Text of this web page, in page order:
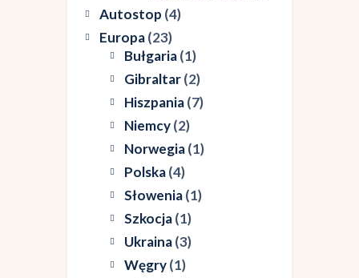
Autostop (4)
Europa(23)
Bułgaria(1)
Gibraltar(2)
Hiszpania(7)
Niemcy(2)
Norwegia(1)
Polska(4)
Słowenia(1)
Szkocja(1)
Ukraina(3)
Węgry(1)